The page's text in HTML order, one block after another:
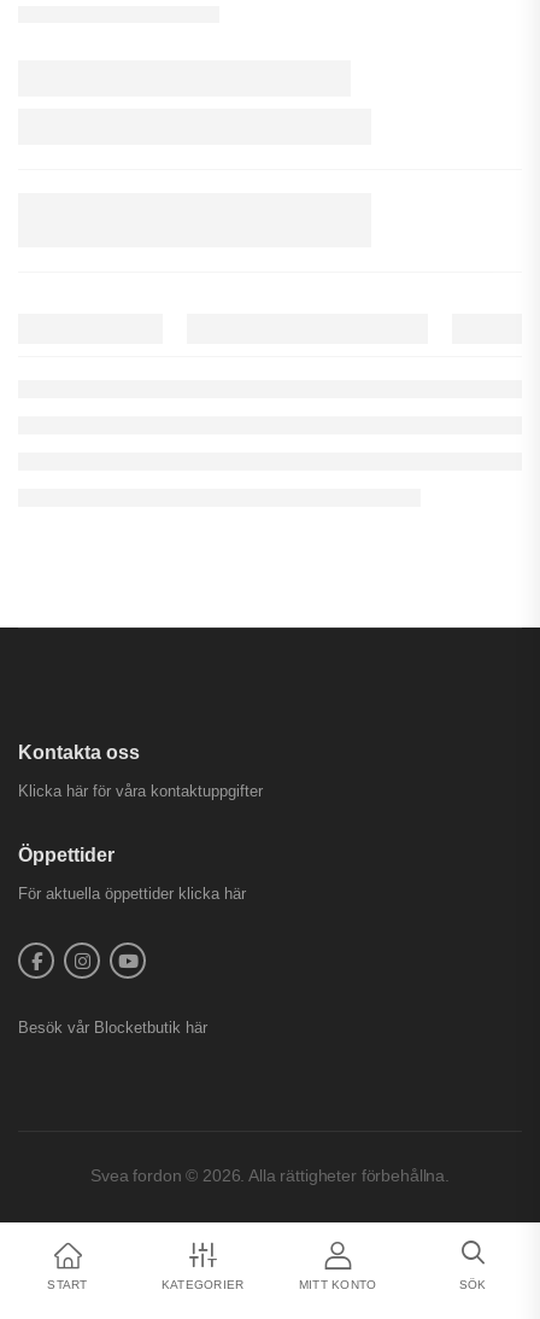
Kontakta oss
Klicka här för våra kontaktuppgifter
Öppettider
För aktuella öppettider klicka här
Besök vår Blocketbutik här
Svea fordon © 2026. Alla rättigheter förbehållna.
START KATEGORIER MITT KONTO SÖK